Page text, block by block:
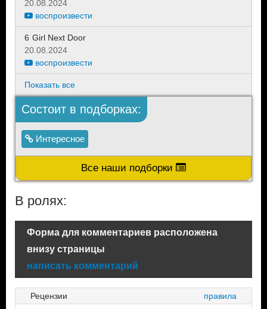
20.08.2024
воспроизвести
6 Girl Next Door
20.08.2024
воспроизвести
Показать все
Состоит в подборках:
Интересное
Все наши подборки
В ролях:
Форма для комментариев расположена
внизу страницы
написать комментарий
Рецензии
правила